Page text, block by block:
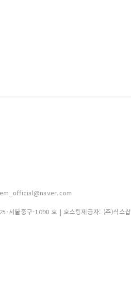
서울중구-1090 호 | 호스팅제공자: (주)식스샵